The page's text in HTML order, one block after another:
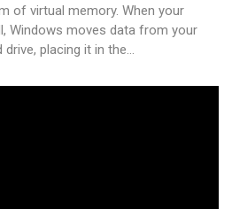
of virtual memory. When your
Windows moves data from your
placing it in the